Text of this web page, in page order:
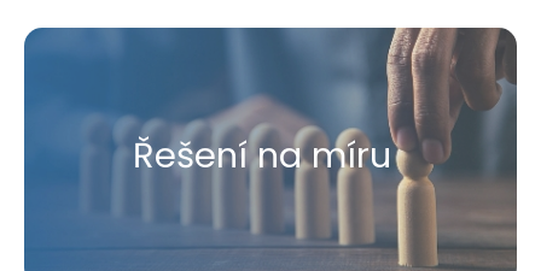
Řešení na míru